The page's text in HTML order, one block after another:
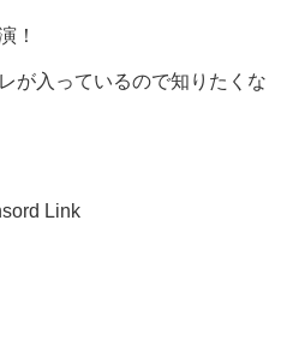
！
が入っているので知りたくな
Link